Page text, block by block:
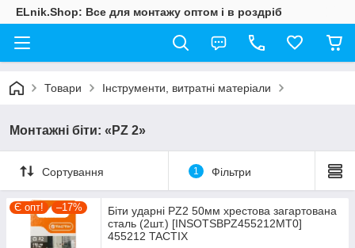
ELnik.Shop: Все для монтажу оптом і в роздріб
Товари Інструменти, витратні матеріали
Монтажні біти: «PZ 2»
Сортування 1 Фільтри
Є опт! –17%
Біти ударні PZ2 50мм хрестова загартована
сталь (2шт.) [INSOTSBPZ455212MT0]
455212 TACTIX